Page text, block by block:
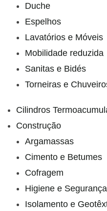
Duche
Espelhos
Lavatórios e Móveis
Mobilidade reduzida
Sanitas e Bidés
Torneiras e
Cilindros
Construção
Argamassas
Cimento e Betumes
Cofragem
Higiene e
Isolamento e